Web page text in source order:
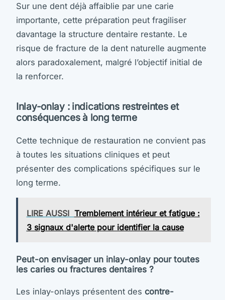
Sur une dent déjà affaiblie par une carie
importante, cette préparation peut fragiliser
davantage la structure dentaire restante. Le
risque de fracture de la dent naturelle augmente
alors paradoxalement, malgré l’objectif initial de
la renforcer.
Inlay-onlay : indications restreintes et
conséquences à long terme
Cette technique de restauration ne convient pas
à toutes les situations cliniques et peut
présenter des complications spécifiques sur le
long terme.
LIRE AUSSI Tremblement intérieur et fatigue :
3 signaux d'alerte pour identifier la cause
Peut-on envisager un inlay-onlay pour toutes
les caries ou fractures dentaires ?
Les inlay-onlays présentent des contre-